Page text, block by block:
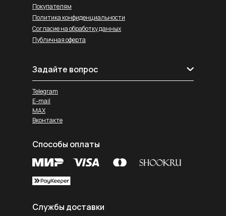
Покупателям
Политика конфиденциальности
Согласие на обработку данных
Публичная оферта
Задайте вопрос
Telegram
E-mail
MAX
Вконтакте
Службы доставки
Способы оплаты